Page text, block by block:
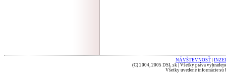
NÁVŠTEVNOSŤ
(C) 2004, 2005 DSL.sk | Všetky práva
Všetky uvedené informácie sú